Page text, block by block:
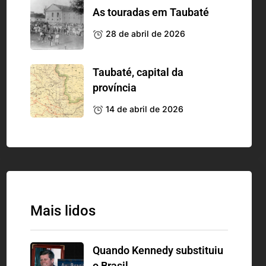
As touradas em Taubaté
28 de abril de 2026
Taubaté, capital da
província
14 de abril de 2026
Mais lidos
Quando Kennedy substituiu